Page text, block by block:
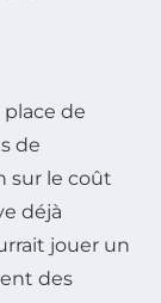
de
de
sur le coût
déjà
jouer un
des